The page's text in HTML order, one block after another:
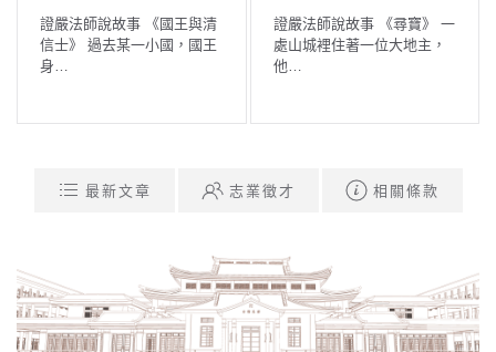
證嚴法師說故事 《國王與清
信士》 過去某一小國，國王
身…
證嚴法師說故事 《尋寶》 一
處山城裡住著一位大地主，
他…
最新文章 志業徵才 相關條款